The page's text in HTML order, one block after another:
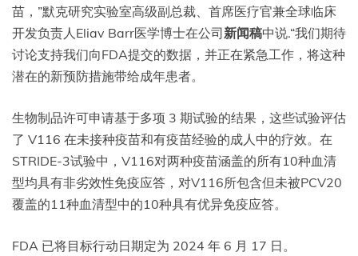
苗，”默克研究实验室高级副总裁、首席医疗官兼全球临床
开发负责人Eliav Barr医学博士在公司新闻稿中说.“我们期待
讨论支持我们向FDA提交的数据，并正在紧急工作，将这种
潜在的新预防措施带给成年患者。
生物制品许可申请基于多项 3 期试验的结果，这些试验评估
了 V116 在未接种疫苗和有疫苗经验的成人中的疗效。在
STRIDE-3试验中，V116对两种疫苗涵盖的所有10种血清
型均具有非劣效性免疫应答，对V116所包含但未被PCV20
覆盖的11种血清型中的10种具有优异免疫应答。
FDA 已将目标行动日期定为 2024 年 6 月 17 日。